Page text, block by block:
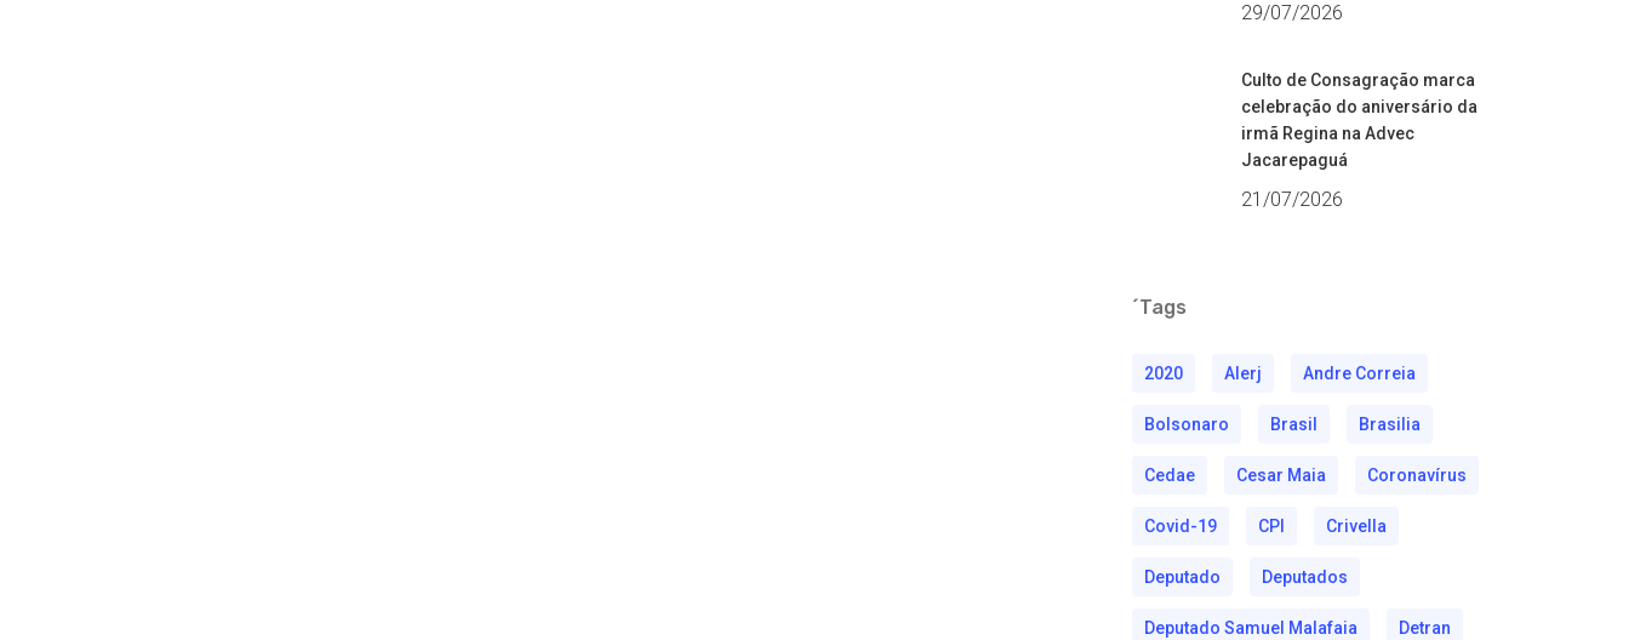
29/07/2026
Culto de Consagração marca
celebração do aniversário da
irmã Regina na Advec
Jacarepaguá
21/07/2026
´Tags
2020 Alerj Andre Correia
Bolsonaro Brasil Brasilia
Cedae Cesar Maia Coronavírus
Covid-19 CPI Crivella
Deputado Deputados
Deputado Samuel Malafaia Detran